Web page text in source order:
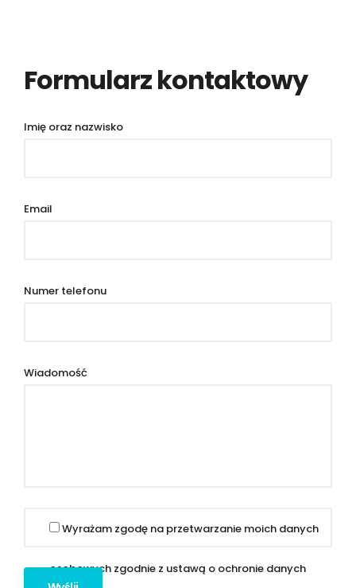
Formularz kontaktowy
Imię oraz nazwisko
Email
Numer telefonu
Wiadomość
Wyrażam zgodę na przetwarzanie moich danych
osobowych zgodnie z ustawą o ochronie danych